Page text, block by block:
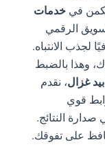
في خدمات
الرقمي
الانتباه.
وهذا بالضبط
غزال، نقدم
قوي
النتائج.
على تفوقك.